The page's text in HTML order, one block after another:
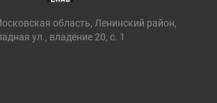
область, Ленинский район,
ул., владение 20, с. 1